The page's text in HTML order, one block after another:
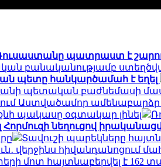
պատրաստ է
բանականությամբ
պետը հանկարծամահ է եղել
պետական բաժնեմասի
Աստվածամոր
պակասը օգտակար լինել
նեղուցով
Տավուշի պարեկները
վերջինս հիվանդանոցում
մոտ հայտնաբերվել է 162